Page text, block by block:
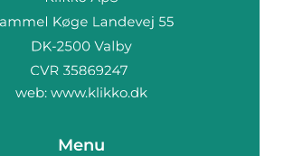
web: www.klikko.dk
Menu